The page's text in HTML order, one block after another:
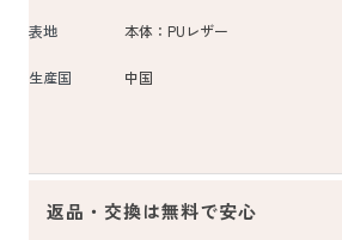
表地 本体：PUレザー
生産国 中国
返品・交換は無料で安心